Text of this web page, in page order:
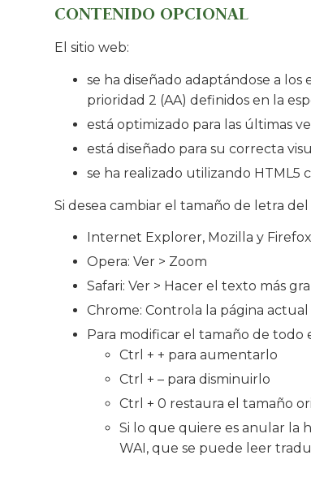
CONTENIDO OPCIONAL
El sitio web:
se ha diseñado adaptándose a
prioridad 2 (AA) definidos en la
está optimizado para las últimas
está diseñado para su correcta
se ha realizado utilizando HTML5
Si desea cambiar el tamaño de letra
Internet Explorer, Mozilla y
Opera: Ver > Zoom
Safari: Ver > Hacer el texto más
Chrome: Controla la página
Para modificar el tamaño de todo
Ctrl + + para aumentarlo
Ctrl + – para disminuirlo
Ctrl + 0 restaura el tamaño
Si lo que quiere es anular la
WAI, que se puede leer